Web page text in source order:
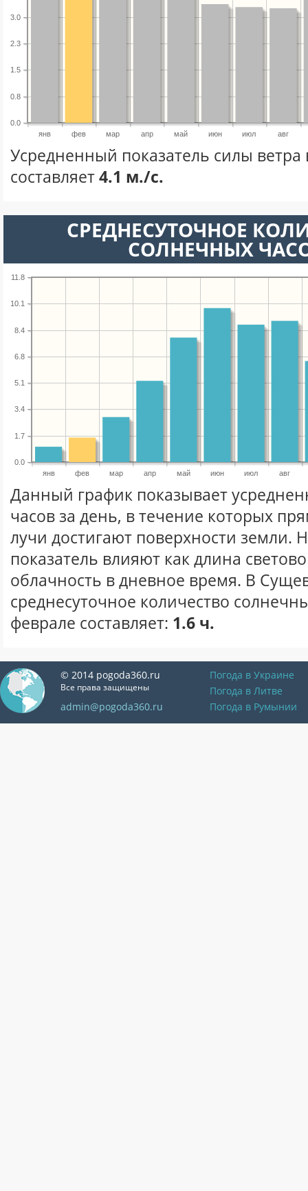
янв фев мар апр май июн июл авг
0.0
0.8
1.5
2.3
3.0
Усредненный показатель силы ветра
составляет4.1 м./с.
СРЕДНЕСУТОЧНОЕ
СОЛНЕЧНЫХ
янв фев мар апр май июн июл авг
0.0
1.7
3.4
5.1
6.8
8.4
10.1
11.8
Данный график показывает
часов за день, в течение которых
лучи достигают поверхности земли.
показатель влияют как длина
облачность в дневное время. В
среднесуточное количество
феврале составляет: 1.6 ч.
© 2014 pogoda360.ru
Все права защищены
admin@pogoda360.ru
Погода в Украине
Погода в Литве
Погода в Румынии